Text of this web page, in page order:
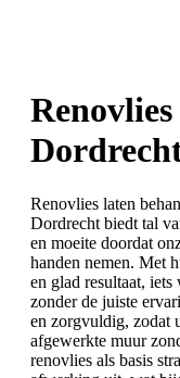
Renovlies laten
Dordrecht biedt tal
en moeite doordat
handen nemen. Met
en glad resultaat,
zonder de juiste
en zorgvuldig, zodat
afgewerkte muur
renovlies als basis